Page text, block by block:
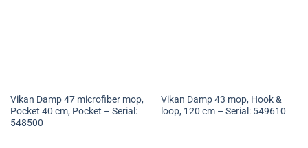
Vikan Damp 47 microfiber mop,
Pocket 40 cm, Pocket – Serial:
548500
Vikan Damp 43 mop, Hook &
loop, 120 cm – Serial: 549610